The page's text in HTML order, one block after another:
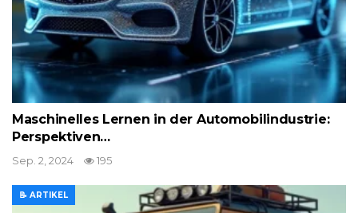
Maschinelles Lernen in der Automobilindustrie:
Perspektiven…
Sep. 2, 2024 195
📝 ARTIKEL